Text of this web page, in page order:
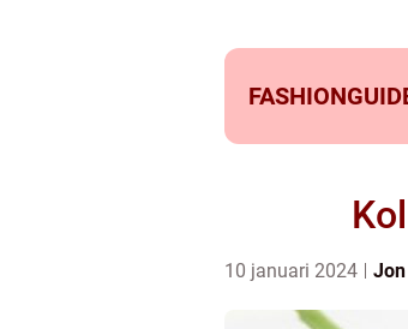
10 januari 2024